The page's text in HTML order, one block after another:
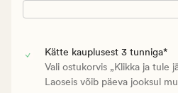
Kätte kauplusest 3 tunniga*
Vali ostukorvis „Klikka ja tule
Laoseis võib päeva jooksul